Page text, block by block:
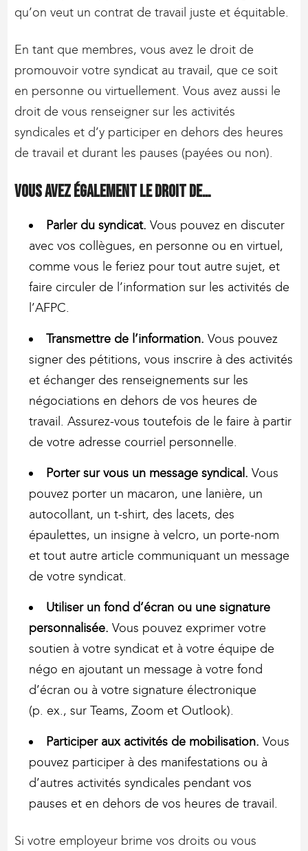
qu’on veut un contrat de travail juste et équitable.
En tant que membres, vous avez le droit de
promouvoir votre syndicat au travail, que ce soit
en personne ou virtuellement. Vous avez aussi le
droit de vous renseigner sur les activités
syndicales et d’y participer en dehors des heures
de travail et durant les pauses (payées ou non).
Vous avez également le droit de…
Parler du syndicat.Vous pouvez en discuter
avec vos collègues, en personne ou en virtuel,
comme vous le feriez pour tout autre sujet, et
faire circuler de l’information sur les activités de
l’AFPC.
Transmettre de l’information.Vous pouvez
signer des pétitions, vous inscrire à des activités
et échanger des renseignements sur les
négociations en dehors de vos heures de
travail. Assurez-vous toutefois de le faire à partir
de votre adresse courriel personnelle.
Porter sur vous un message syndical. Vous
pouvez porter un macaron, une lanière, un
autocollant, un t-shirt, des lacets, des
épaulettes, un insigne à velcro, un porte-nom
et tout autre article communiquant un message
de votre syndicat.
Utiliser un fond d’écran ou une signature
personnalisée.Vous pouvez exprimer votre
soutien à votre syndicat et à votre équipe de
négo en ajoutant un message à votre fond
d’écran ou à votre signature électronique
(p. ex., sur Teams, Zoom et Outlook).
Participer aux activités de mobilisation.Vous
pouvez participer à des manifestations ou à
d’autres activités syndicales pendant vos
pauses et en dehors de vos heures de travail.
Si votre employeur brime vos droits ou vous